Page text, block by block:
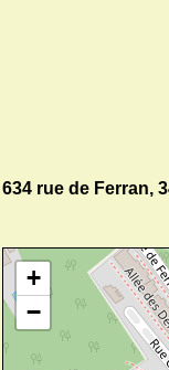
634 rue de Ferran,
+
−